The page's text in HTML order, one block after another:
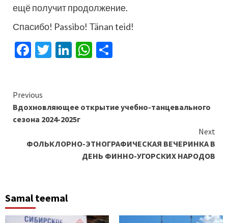
ещё получит продолжение.
Спасибо! Passibo! Tänan teid!
Facebook
Twitter
LinkedIn
WhatsApp
Continue
Reading
Previous
Вдохновляющее открытие учебно-танцевального
сезона 2024-2025г
Next
ФОЛЬКЛОРНО-ЭТНОГРАФИЧЕСКАЯ ВЕЧЕРИНКА В
ДЕНЬ ФИННО-УГОРСКИХ НАРОДОВ
Samal teemal